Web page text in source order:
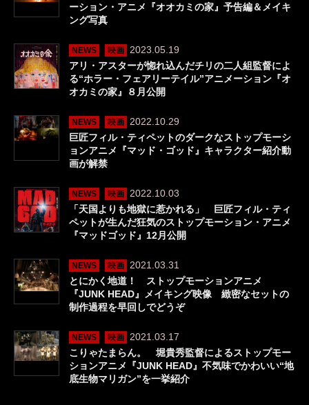
ーション・アニメ『オオカミの家』予告編＆メイキ
ング写真
NEWS 映画
2023.05.19
アリ・アスターが惚れ込んだチリの二人組監督によ
る“ホラー・フェアリーテイル”アニメーション『オ
オカミの家』８月公開
NEWS 映画
2022.10.29
巨匠フィル・ティペットのダークなストップモーシ
ョンアニメ『マッド・ゴッド』キャラクター紹介動
画が解禁
NEWS 映画
2022.10.03
「天国よりも地獄に惹かれる」 巨匠フィル・ティ
ペットが生んだ狂気のストップモーション・アニメ
『マッドゴッド』12月公開
NEWS 映画
2021.03.31
とにかく地道！ ストップモーションアニメ
『JUNK HEAD』メイキング映像 緻密なセットの
制作過程を早回しでどうぞ
NEWS 映画
2021.03.17
こりゃたまらん。 堀貴秀監督によるストップモー
ションアニメ『JUNK HEAD』不気味でかわいい“地
底生物マリガン”を一挙紹介